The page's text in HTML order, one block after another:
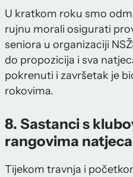
U kratkom roku smo
rujnu morali osigurati
seniora u organizaciji
do propozicija i sva
pokrenuti i završetak je
rokovima.
8. Sastanci s
rangovima
Tijekom travnja i